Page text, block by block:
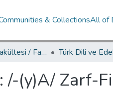
& CollectionsAll of
Fen Edebiyat Fakültesi / Faculty of Letters and Sciences
/-(y)A/ Zarf-